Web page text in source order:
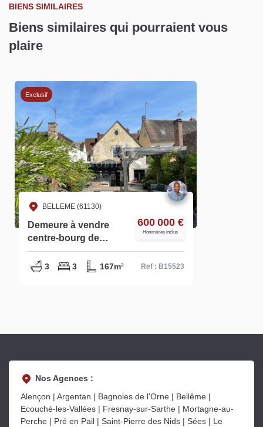
BIENS SIMILAIRES
Biens similaires qui pourraient vous
plaire
Exclusif
BELLEME (61130)
Demeure à vendre
centre-bourg de
Bellême - Réf B15523
600 000 €
Honoraires inclus
3 3 167m² Ref : B15523
Nos Agences :
Alençon | Argentan | Bagnoles de l'Orne | Bellême |
Ecouché-les-Vallées | Fresnay-sur-Sarthe | Mortagne-au-
Perche | Pré en Pail | Saint-Pierre des Nids | Sées | Le